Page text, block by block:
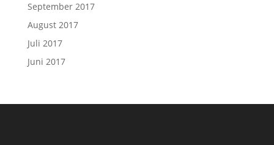
September 2017
August 2017
Juli 2017
Juni 2017